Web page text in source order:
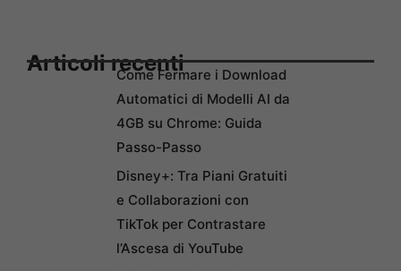
Articoli recentiCome Fermare i Download
Automatici di Modelli AI da
4GB su Chrome: Guida
Passo-Passo
Disney+: Tra Piani Gratuiti
e Collaborazioni con
TikTok per Contrastare
l’Ascesa di YouTube